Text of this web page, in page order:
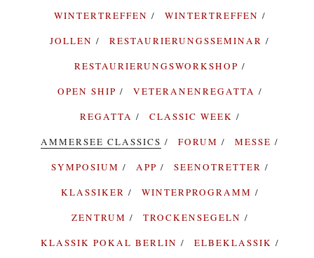
WINTERTREFFEN
WINTERTREFFEN
JOLLEN
RESTAURIERUNGSSEMINAR
RESTAURIERUNGSWORKSHOP
OPEN SHIP
VETERANENREGATTA
REGATTA
CLASSIC WEEK
AMMERSEE CLASSICS
FORUM
MESSE
SYMPOSIUM
APP
SEENOTRETTER
KLASSIKER
WINTERPROGRAMM
ZENTRUM
TROCKENSEGELN
KLASSIK POKAL BERLIN
ELBEKLASSIK